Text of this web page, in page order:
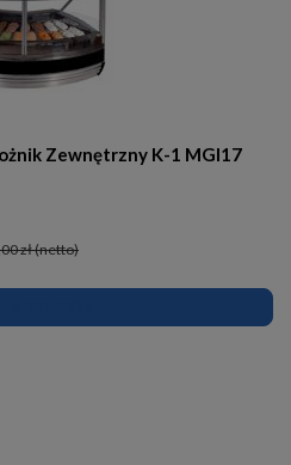
Zewnętrzny K-1 MGI17
zł(netto)